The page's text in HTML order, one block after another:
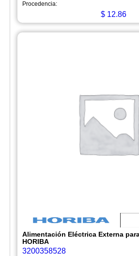
Procedencia:
$12.86
Alimentación Eléctrica Externa
HORIBA
3200358528